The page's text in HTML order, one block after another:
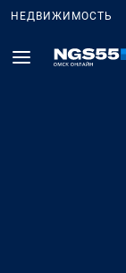
НЕДВИЖИМОСТЬ